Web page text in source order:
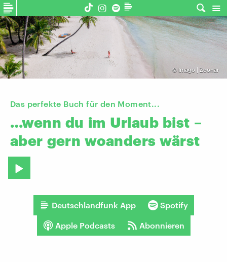
© Imago | Zoonar
Das perfekte Buch für den Moment...
…wenn du im Urlaub bist –
aber gern woanders wärst
Deutschlandfunk App Spotify
Apple Podcasts Abonnieren